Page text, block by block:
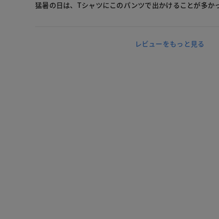
猛暑の日は、Tシャツにこのパンツで出かけることが多か
レビューをもっと見る